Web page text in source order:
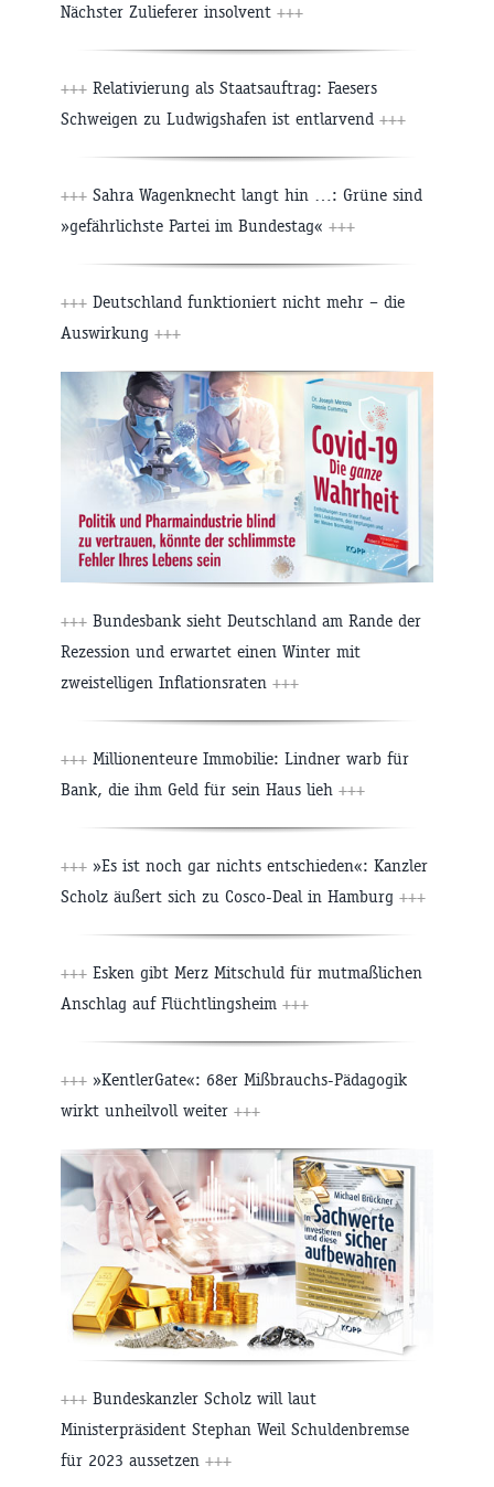
Nächster Zulieferer insolvent +++
+++ Relativierung als Staatsauftrag: Faesers
Schweigen zu Ludwigshafen ist entlarvend +++
+++ Sahra Wagenknecht langt hin …: Grüne sind
»gefährlichste Partei im Bundestag« +++
+++ Deutschland funktioniert nicht mehr – die
Auswirkung +++
+++ Bundesbank sieht Deutschland am Rande der
Rezession und erwartet einen Winter mit
zweistelligen Inflationsraten +++
+++ Millionenteure Immobilie: Lindner warb für
Bank, die ihm Geld für sein Haus lieh +++
+++ »Es ist noch gar nichts entschieden«: Kanzler
Scholz äußert sich zu Cosco-Deal in Hamburg +++
+++ Esken gibt Merz Mitschuld für mutmaßlichen
Anschlag auf Flüchtlingsheim +++
+++ »KentlerGate«: 68er Mißbrauchs-Pädagogik
wirkt unheilvoll weiter +++
+++ Bundeskanzler Scholz will laut
Ministerpräsident Stephan Weil Schuldenbremse
für 2023 aussetzen +++